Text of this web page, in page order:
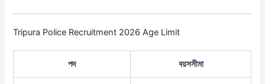
Tripura Police Recruitment 2026 Age Limit
পদ বয়সসীমা